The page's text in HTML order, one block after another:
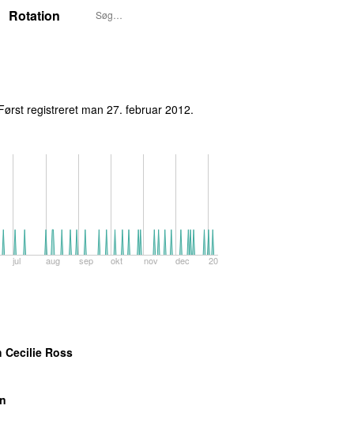
Rotation
registreret man 27. februar 2012.
jul aug sep okt nov dec 2016
Cecilie Ross